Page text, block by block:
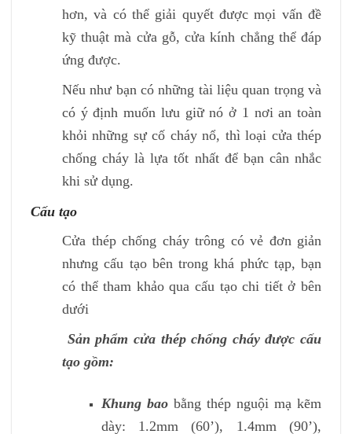
hơn, và có thể giải quyết được mọi vấn đề
kỹ thuật mà cửa gỗ, cửa kính chẳng thể đáp
ứng được.
Nếu như bạn có những tài liệu quan trọng và
có ý định muốn lưu giữ nó ở 1 nơi an toàn
khỏi những sự cố cháy nổ, thì loại cửa thép
chống cháy là lựa tốt nhất để bạn cân nhắc
khi sử dụng.
Cấu tạo
Cửa thép chống cháy trông có vẻ đơn giản
nhưng cấu tạo bên trong khá phức tạp, bạn
có thể tham khảo qua cấu tạo chi tiết ở bên
dưới
Sản phẩm cửa thép chống cháy được cấu
tạo gồm:
Khung baobằng thép nguội mạ kẽm
dày: 1.2mm (60’), 1.4mm (90’),